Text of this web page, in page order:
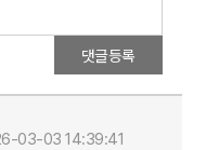
댓글등록
03-03 14:39:41